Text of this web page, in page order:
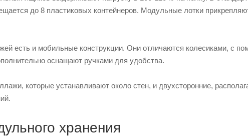
до 8 пластиковых контейнеров. Модульные лотки
есть и мобильные конструкции. Они отличаются колесиками, с
оснащают ручками для удобства.
которые устанавливают около стен, и двухсторонние,
хранения